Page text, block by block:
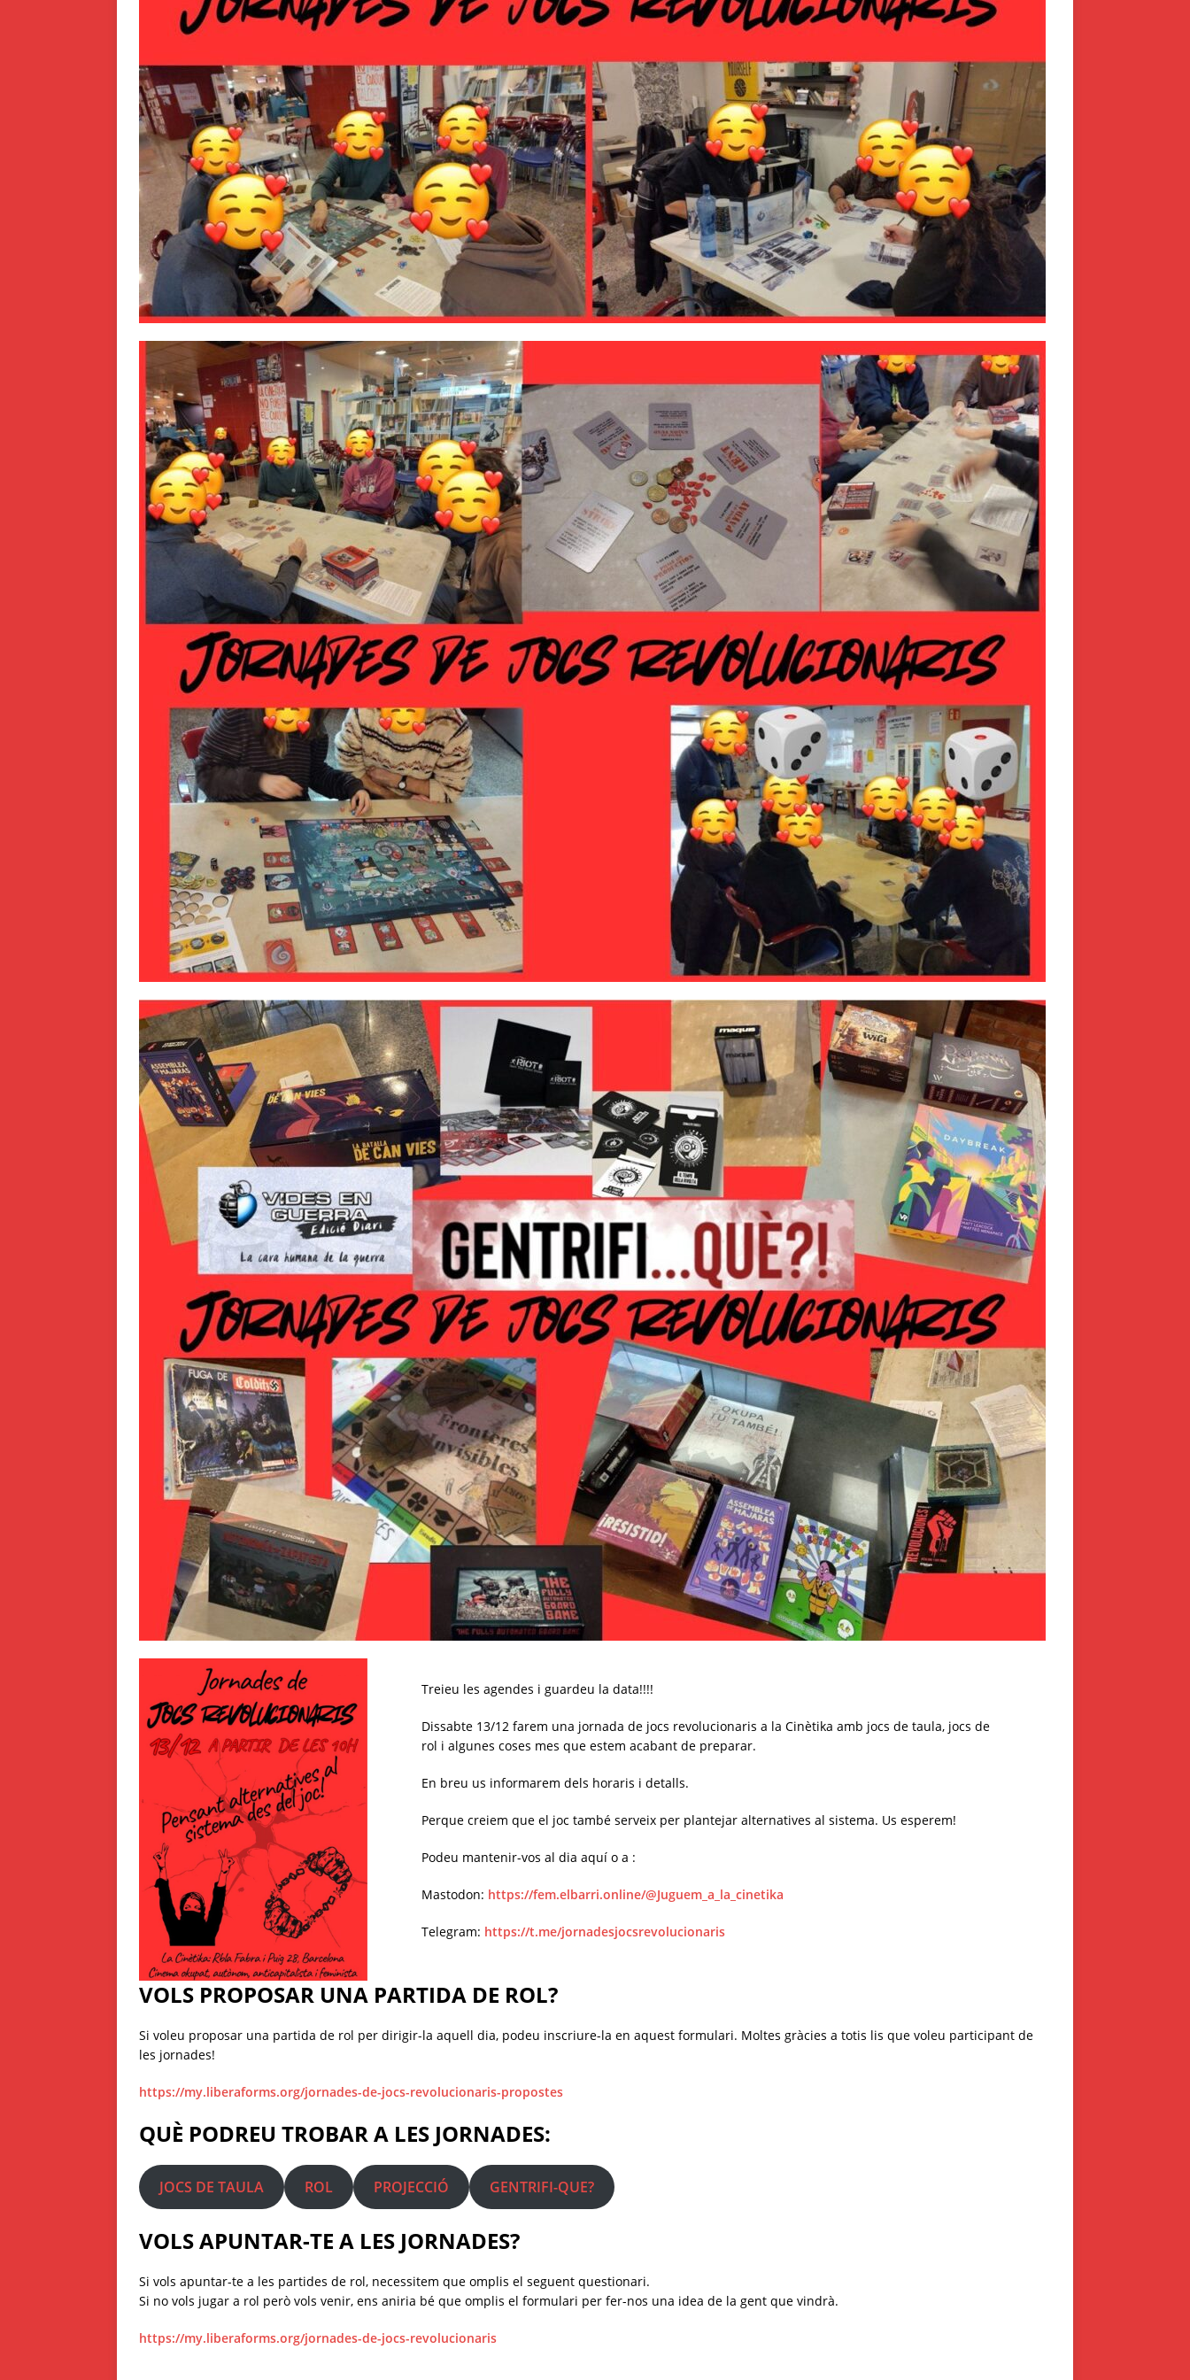
Treieu les agendes i guardeu la data!!!!
Dissabte 13/12 farem una jornada de jocs revolucionaris a la Cinètika amb jocs de taula, jocs de
rol i algunes coses mes que estem acabant de preparar.
En breu us informarem dels horaris i detalls.
Perque creiem que el joc també serveix per plantejar alternatives al sistema. Us esperem!
Podeu mantenir-vos al dia aquí o a :
Mastodon: https://fem.elbarri.online/@Juguem_a_la_cinetika
Telegram: https://t.me/jornadesjocsrevolucionaris
VOLS PROPOSAR UNA PARTIDA DE ROL?
Si voleu proposar una partida de rol per dirigir-la aquell dia, podeu inscriure-la en aquest formulari. Moltes gràcies a totis lis que voleu participant de
les jornades!
https://my.liberaforms.org/jornades-de-jocs-revolucionaris-propostes
QUÈ PODREU TROBAR A LES JORNADES:
JOCS DE TAULA ROL PROJECCIÓ GENTRIFI-QUE?
VOLS APUNTAR-TE A LES JORNADES?
Si vols apuntar-te a les partides de rol, necessitem que omplis el seguent questionari.
Si no vols jugar a rol però vols venir, ens aniria bé que omplis el formulari per fer-nos una idea de la gent que vindrà.
https://my.liberaforms.org/jornades-de-jocs-revolucionaris